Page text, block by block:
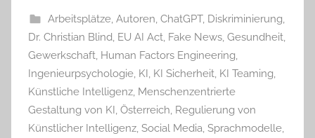
Arbeitsplätze, Autoren, ChatGPT, Diskriminierung,
Dr. Christian Blind, EU AI Act, Fake News, Gesundheit,
Gewerkschaft, Human Factors Engineering,
Ingenieurpsychologie, KI, KI Sicherheit, KI Teaming,
Künstliche Intelligenz, Menschenzentrierte
Gestaltung von KI, Österreich, Regulierung von
Künstlicher Intelligenz, Social Media, Sprachmodelle,